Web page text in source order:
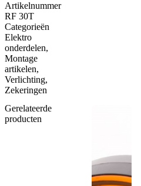
Artikelnummer
RF 30T
Categorieën
Elektro
onderdelen,
Montage
artikelen,
Verlichting,
Zekeringen
Gerelateerde
producten